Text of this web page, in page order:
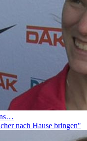
nach Hause bringen"